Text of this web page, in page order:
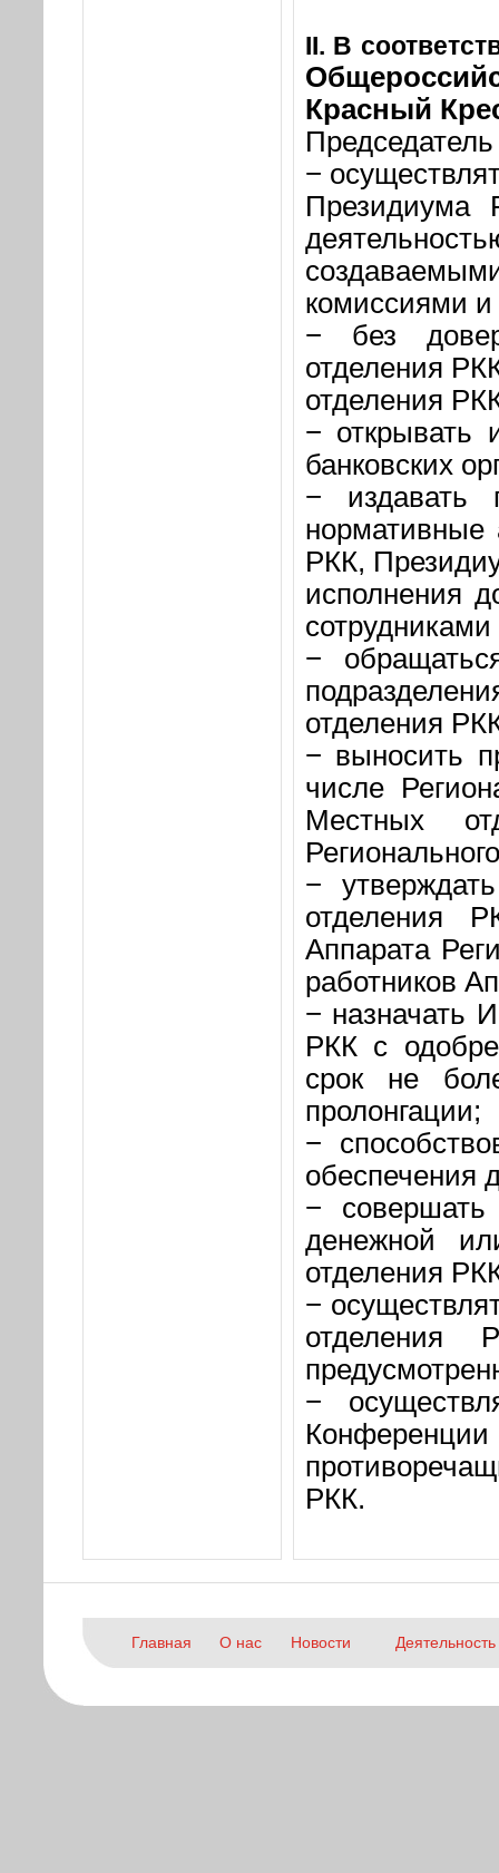
II. В
Красный
−
Президиума
комиссиями и
− без
отделения
отделения
− открывать
банковских
− издавать
нормативные
РКК,
исполнения
−
отделения
− выносить
числе
Местных
−
отделения
Аппарата
работников
− назначать
РКК с
срок не
пролонгации;
−
обеспечения
−
денежной
отделения
−
отделения
−
РКК.
Главная О нас Новости Деятельность